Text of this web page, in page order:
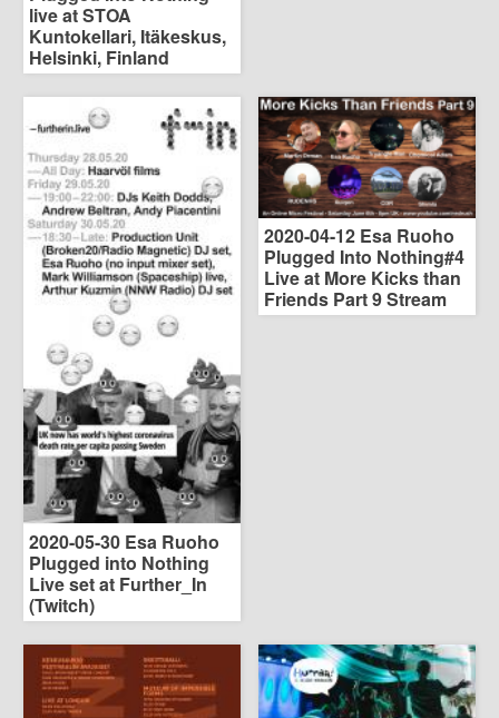
live at STOA
Kuntokellari, Itäkeskus,
Helsinki, Finland
2020-05-30 Esa Ruoho
Plugged into Nothing
Live set at Further_In
(Twitch)
2020-04-12 Esa Ruoho
Plugged Into Nothing#4
Live at More Kicks than
Friends Part 9 Stream